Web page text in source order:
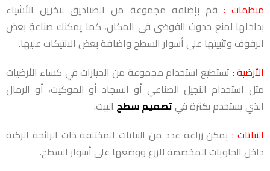
منظمات : قم بإضافة مجموعة من الصناديق لتخزين الأشياء
بداخلها لمنع حدوث الفوضى في المكان، كما يمكنك صناعة بعض
الرفوف وتثبيتها على أسوار السطح واضافة بعض الانتيكات عليها.
الأرضية : تستطيع استخدام مجموعة من الخيارات في كساء الأرضيات
مثل استخدام النجيل الصناعي أو السجاد أو الموكيت، أو الرمال
الذي يستخدم بكثرة فيتصميم سطح البيت.
النباتات :يمكن زراعة عدد من النباتات المختلفة ذات الرائحة الزكية
داخل الحاويات المخصصة للزرع ووضعها على أسوار السطح.